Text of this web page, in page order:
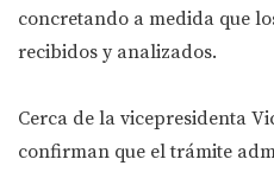
concretando a medida que
recibidos y analizados.
Cerca de la vicepresidenta
confirman que el trámite